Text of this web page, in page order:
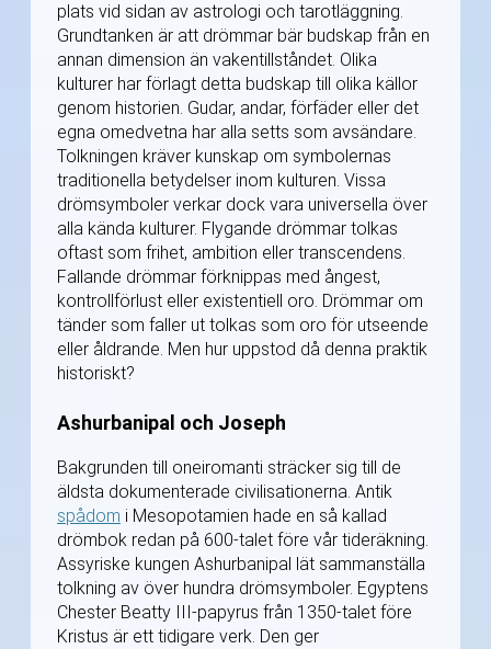
plats vid sidan av astrologi och tarotläggning.
Grundtanken är att drömmar bär budskap från en
annan dimension än vakentillståndet. Olika
kulturer har förlagt detta budskap till olika källor
genom historien. Gudar, andar, förfäder eller det
egna omedvetna har alla setts som avsändare.
Tolkningen kräver kunskap om symbolernas
traditionella betydelser inom kulturen. Vissa
drömsymboler verkar dock vara universella över
alla kända kulturer. Flygande drömmar tolkas
oftast som frihet, ambition eller transcendens.
Fallande drömmar förknippas med ångest,
kontrollförlust eller existentiell oro. Drömmar om
tänder som faller ut tolkas som oro för utseende
eller åldrande. Men hur uppstod då denna praktik
historiskt?
Ashurbanipal och Joseph
Bakgrunden till oneiromanti sträcker sig till de
äldsta dokumenterade civilisationerna. Antik
spådom i Mesopotamien hade en så kallad
drömbok redan på 600-talet före vår tideräkning.
Assyriske kungen Ashurbanipal lät sammanställa
tolkning av över hundra drömsymboler. Egyptens
Chester Beatty III-papyrus från 1350-talet före
Kristus är ett tidigare verk. Den ger